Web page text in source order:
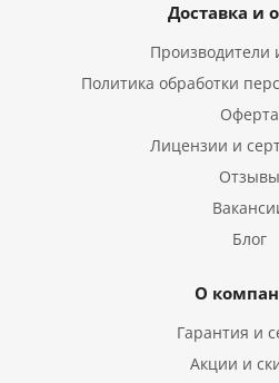
Доставка и
Производители
Политика обработки
Оферта
Лицензии и
Отзывы
Блог
О
Гарантия и
Акции и